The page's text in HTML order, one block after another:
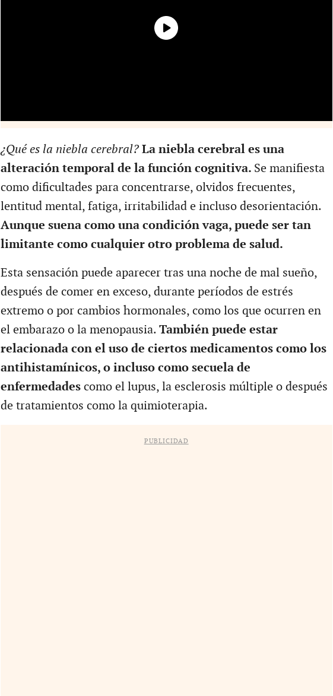
¿Qué es la niebla cerebral? La niebla cerebral es una
alteración temporal de la función cognitiva. Se manifiesta
como dificultades para concentrarse, olvidos frecuentes,
lentitud mental, fatiga, irritabilidad e incluso desorientación.
Aunque suena como una condición vaga, puede ser tan
limitante como cualquier otro problema de salud.
Esta sensación puede aparecer tras una noche de mal sueño,
después de comer en exceso, durante períodos de estrés
extremo o por cambios hormonales, como los que ocurren en
el embarazo o la menopausia. También puede estar
relacionada con el uso de ciertos medicamentos como los
antihistamínicos, o incluso como secuela de
enfermedades como el lupus, la esclerosis múltiple o después
de tratamientos como la quimioterapia.
PUBLICIDAD